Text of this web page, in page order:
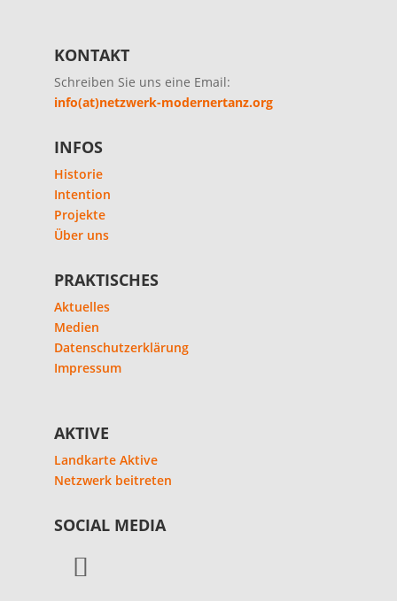
KONTAKT
Schreiben Sie uns eine Email:
info(at)netzwerk-modernertanz.org
INFOS
Historie
Intention
Projekte
Über uns
PRAKTISCHES
Aktuelles
Medien
Datenschutzerklärung
Impressum
AKTIVE
Landkarte Aktive
Netzwerk beitreten
SOCIAL MEDIA